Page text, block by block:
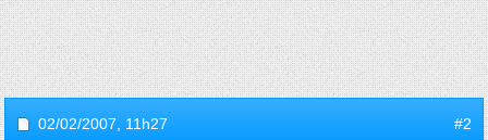
02/02/2007, 11h27 #2